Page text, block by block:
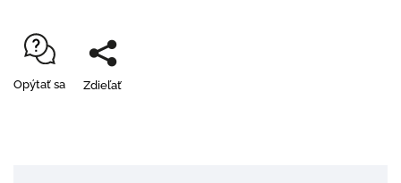
Opýtať sa Zdieľať